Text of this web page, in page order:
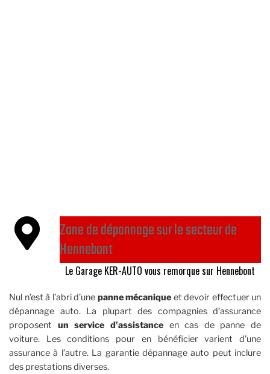
Zone de dépannage sur le secteur de
Hennebont
Le Garage KER-AUTO vous remorque sur Hennebont
Nul n’est à l’abri d’une panne mécanique et devoir effectuer un
dépannage auto. La plupart des compagnies d’assurance
proposent un service d’assistanceen cas de panne de
voiture. Les conditions pour en bénéficier varient d’une
assurance à l’autre. La garantie dépannage auto peut inclure
des prestations diverses.